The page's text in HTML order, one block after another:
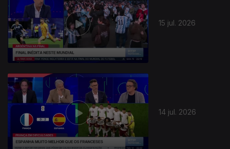
15 jul. 2026
14 jul. 2026